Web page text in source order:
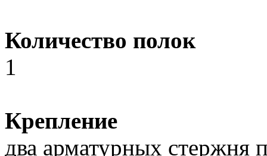
Количество полок
1
Крепление
два арматурных стержня